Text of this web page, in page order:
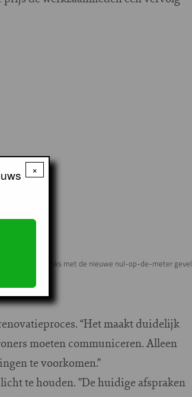
flat, voorzijde. Links met de nieuwe nul-op-de-meter gevel
“Het maakt duidelijk
moeten communiceren. Alleen
te voorkomen.”
te houden. ”De huidige afspraken
×